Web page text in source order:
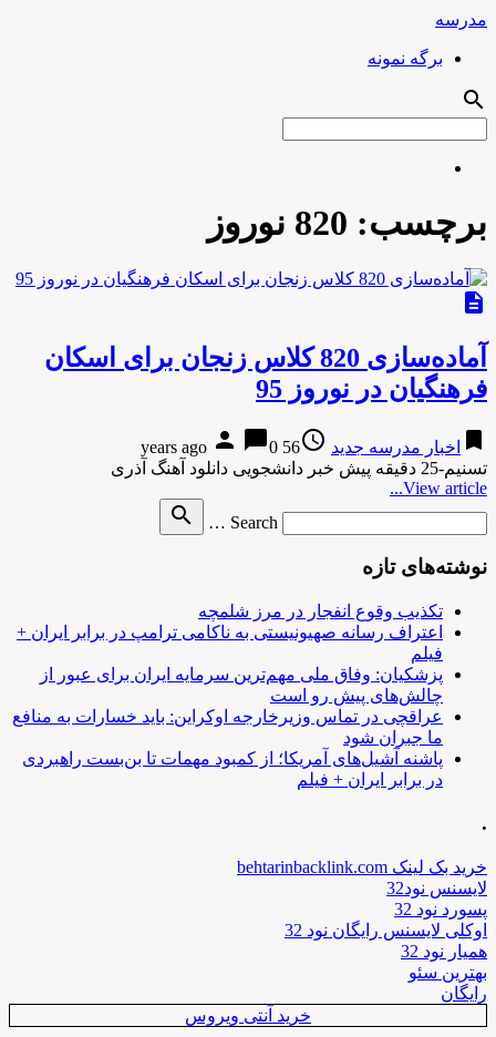
مدرسه
برگه نمونه
search
برچسب: 820 نوروز
description
آماده‌سازی 820 کلاس زنجان برای اسکان
فرهنگیان در نوروز 95
bookmark اخبار مدرسه جدید access_time
56 years ago
person chat_bubble0
تسنیم-25 دقیقه پیش خبر دانشجویی دانلود آهنگ آذری
View article...
Search …
search
نوشته‌های تازه
تکذیب وقوع انفجار در مرز شلمچه
اعتراف رسانه صهیونیستی به ناکامی ترامپ در برابر ایران +
فیلم
پزشکیان: وفاق ملی مهم‌ترین سرمایه ایران برای عبور از
چالش‌های پیش رو است
عراقچی در تماس وزیرخارجه اوکراین: باید خسارات به منافع
ما جبران شود
پاشنه آشیل‌های آمریکا؛ از کمبود مهمات تا بن‌بست راهبردی
در برابر ایران + فیلم
.
خرید بک لینک behtarinbacklink.com
لایسنس نود32
پسورد نود 32
اوکلی لایسنس رایگان نود 32
همیار نود 32
بهترین سئو
رایگان
خرید آنتی ویروس